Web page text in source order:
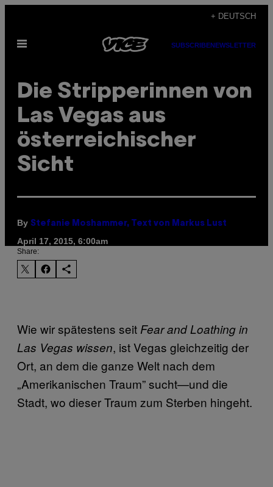
content
+ DEUTSCH
Open
SUBSCRIBENEWSLETTER
Die Stripperinnen von
Las Vegas aus
österreichischer
Sicht
By Stefanie Moshammer, Text von Markus Lust
April 17, 2015, 6:00am
Share:
Wie wir spätestens seit Fear and Loathing in
Las Vegas wissen, ist Vegas gleichzeitig der
Ort, an dem die ganze Welt nach dem
„Amerikanischen Traum” sucht—und die
Stadt, wo dieser Traum zum Sterben hingeht.